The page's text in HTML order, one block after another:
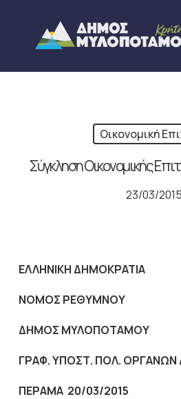
content
Οικονομική
Σύγκληση Οικονομικής
23/03/2015
ΕΛΛΗΝΙΚΗ ΔΗΜΟΚΡΑΤΙΑ
NOMOΣ ΡΕΘΥΜΝΟΥ
ΔΗΜΟΣ ΜΥΛΟΠΟΤΑΜΟΥ
ΓΡΑΦ. ΥΠΟΣΤ. ΠΟΛ.
ΠΕΡΑΜΑ 20/03/2015